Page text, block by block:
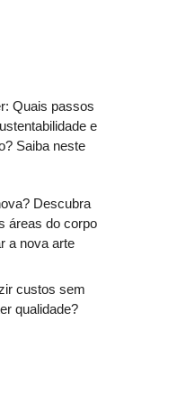
Quais passos
e
Saiba neste
Descubra
áreas do corpo
a nova arte
custos sem
qualidade?